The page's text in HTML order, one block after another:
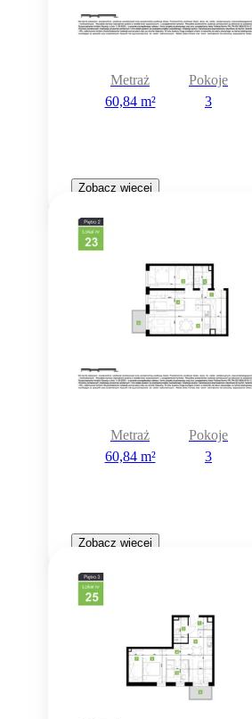
Metraż
60,84 m²
Pokoje
3
Zobacz więcej
Metraż
60,84 m²
Pokoje
3
Zobacz więcej